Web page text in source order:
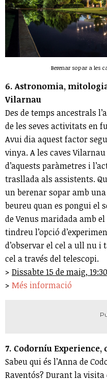
Berenar sopar a les
6. Astronomia,
Vilarnau
Des de temps ancestrals
de les seves activitats en
Avui dia aquest factor
vinya. A les caves
d’aquests paràmetres i
trasllada als assistents.
un berenar sopar amb
beureu quan es pongui el
de Venus maridada amb
tindreu l’opció
d’observar el cel a ull nu i
cel a través del telescopi.
> Dissabte 15 de maig,
> Més informació
7. Codorníu
Sabeu qui és l’Anna de
Raventós? Durant la